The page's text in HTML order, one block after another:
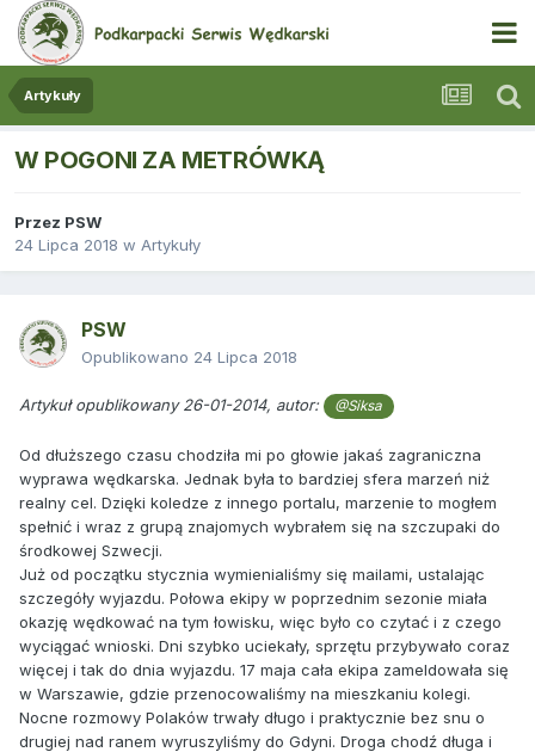
Artykuły
W POGONI ZA METRÓWKĄ
Przez PSW
24 Lipca 2018 w Artykuły
PSW
Opublikowano 24 Lipca 2018
Artykuł opublikowany 26-01-2014, autor: @Siksa
Od dłuższego czasu chodziła mi po głowie jakaś zagraniczna
wyprawa wędkarska. Jednak była to bardziej sfera marzeń niż
realny cel. Dzięki koledze z innego portalu, marzenie to mogłem
spełnić i wraz z grupą znajomych wybrałem się na szczupaki do
środkowej Szwecji.
Już od początku stycznia wymienialiśmy się mailami, ustalając
szczegóły wyjazdu. Połowa ekipy w poprzednim sezonie miała
okazję wędkować na tym łowisku, więc było co czytać i z czego
wyciągać wnioski. Dni szybko uciekały, sprzętu przybywało coraz
więcej i tak do dnia wyjazdu. 17 maja cała ekipa zameldowała się
w Warszawie, gdzie przenocowaliśmy na mieszkaniu kolegi.
Nocne rozmowy Polaków trwały długo i praktycznie bez snu o
drugiej nad ranem wyruszyliśmy do Gdyni. Droga chodź długa i